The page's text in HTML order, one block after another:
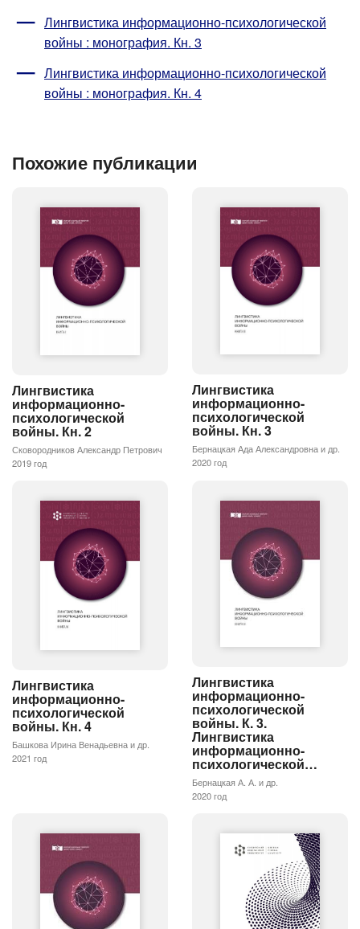
Лингвистика информационно-психологической
войны : монография. Кн. 3
Лингвистика информационно-психологической
войны : монография. Кн. 4
Похожие публикации
Лингвистика
информационно-
психологической
войны. Кн. 2
Сковородников Александр Петрович
2019 год
Лингвистика
информационно-
психологической
войны. Кн. 3
Бернацкая Ада Александровна и др.
2020 год
Лингвистика
информационно-
психологической
войны. Кн. 4
Башкова Ирина Венадьевна и др.
2021 год
Лингвистика
информационно-
психологической
войны. К. 3.
Лингвистика
информационно-
психологической…
Бернацкая А. А. и др.
2020 год